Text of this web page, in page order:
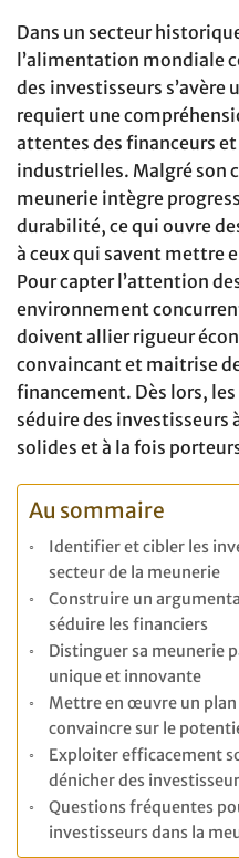
Dans un secteur
l’alimentation mondiale
des investisseurs
requiert une
attentes des financeurs
industrielles. Malgré son
meunerie intègre
durabilité, ce qui ouvre
à ceux qui savent mettre
Pour capter l’attention
environnement
doivent allier rigueur
convaincant et maitrise
financement. Dès lors,
séduire des investisseurs
solides et à la fois
Au sommaire
Identifier et cibler les
secteur de la meunerie
Construire un
séduire les financiers
Distinguer sa meunerie
unique et innovante
Mettre en œuvre un
convaincre sur le
Exploiter efficacement
dénicher des
Questions fréquentes
investisseurs dans la